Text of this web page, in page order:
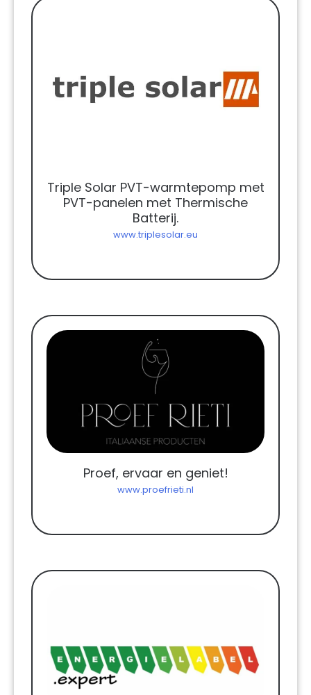
Triple Solar PVT-warmtepomp met
PVT-panelen met Thermische
Batterij.
www.triplesolar.eu
Proef, ervaar en geniet!
www.proefrieti.nl